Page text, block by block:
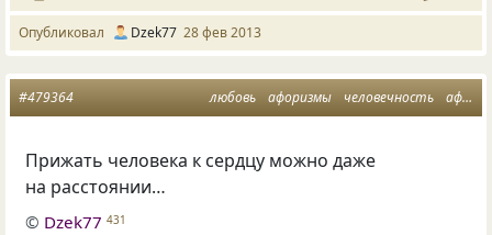
Опубликовал Dzek77 28 фев 2013
любовь афоризмы человечность афоризмы о жизни
#479364
Прижать человека к сердцу можно даже
на расстоянии…
© Dzek77 431